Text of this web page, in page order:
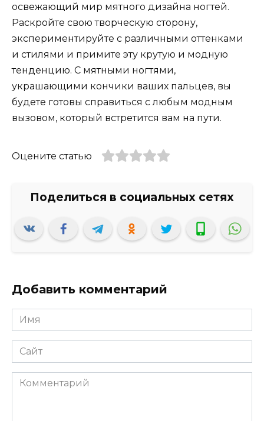
освежающий мир мятного дизайна ногтей.
Раскройте свою творческую сторону,
экспериментируйте с различными оттенками
и стилями и примите эту крутую и модную
тенденцию. С мятными ногтями,
украшающими кончики ваших пальцев, вы
будете готовы справиться с любым модным
вызовом, который встретится вам на пути.
Оцените статью
Добавить комментарий
Имя
*
Сайт
Комментарий